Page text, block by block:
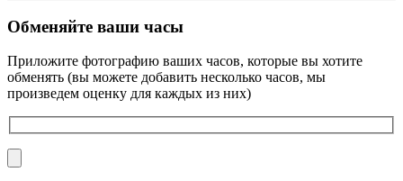
Обменяйте ваши часы
Приложите фотографию ваших часов, которые вы хотите
обменять (вы можете добавить несколько часов, мы
произведем оценку для каждых из них)